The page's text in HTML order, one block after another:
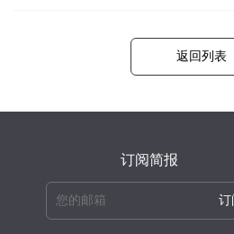
返回列表
订阅简报
订